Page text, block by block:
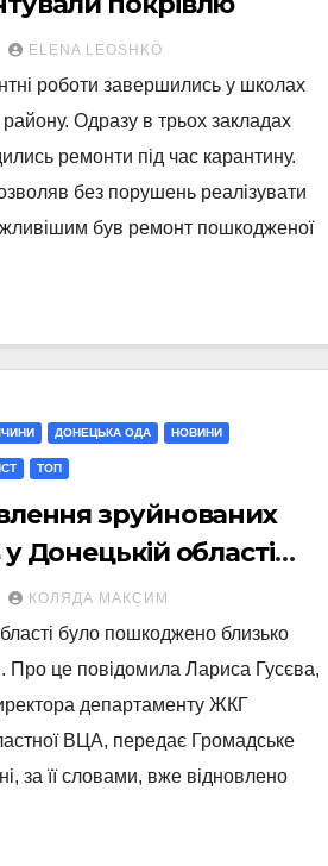
ELENA LEOSHKO
роботи завершились у школах
району. Одразу в трьох закладах
ремонти під час карантину.
без порушень реалізувати
був ремонт пошкодженої
ДОНЕЦЬКА ОДА НОВИНИ
ТОП
зруйнованих
Донецькій області
10 млн грн
КОЛЯДА МАКСИМ
було пошкоджено близько
Про це повідомила Лариса Гусєва,
департаменту ЖКГ
ВЦА, передає Громадське
за її словами, вже відновлено